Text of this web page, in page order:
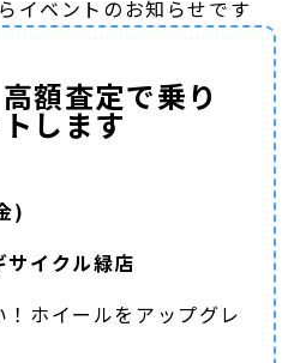
イベントのお知らせです
額査定で乗り
します
)
サイクル緑店
ホイールをアップグレ